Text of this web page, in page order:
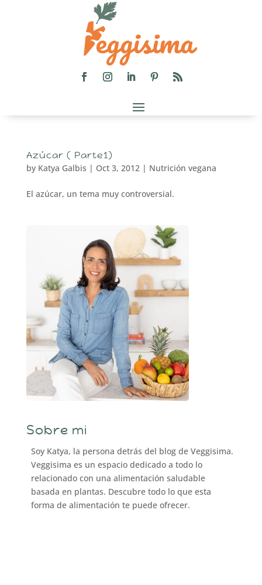
Azúcar ( Parte1)
by Katya Galbis | Oct 3, 2012| Nutrición vegana
El azúcar, un tema muy controversial.
Sobre mi
Soy Katya, la persona detrás del blog de Veggisima.
Veggisima es un espacio dedicado a todo lo
relacionado con una alimentación saludable
basada en plantas. Descubre todo lo que esta
forma de alimentación te puede ofrecer.